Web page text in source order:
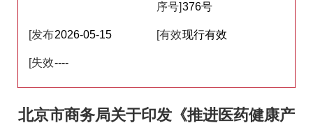
序号]376号
[发布
日期]
2026-05-15 [有效现行有效
[失效
日期]
----
北京市商务局关于印发《推进医药健康产